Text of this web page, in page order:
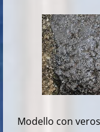
Modello con